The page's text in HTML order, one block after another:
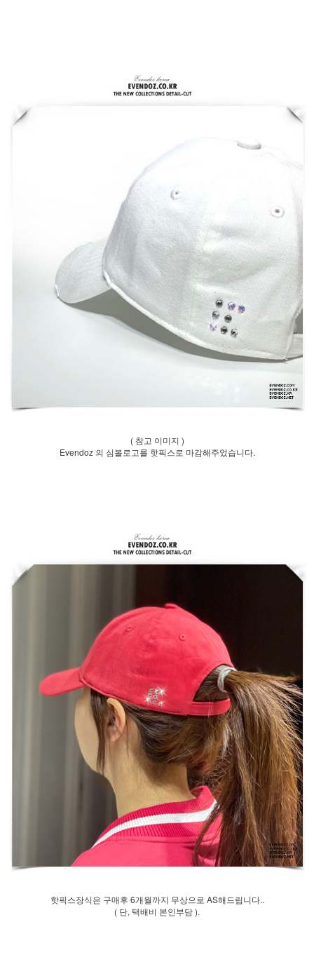
( 참고 이미지 )
Evendoz 의 심볼로고를 핫픽스로 마감해주었습니다.
핫픽스장식은 구매후 6개월까지 무상으로 AS해드립니다..
( 단, 택배비 본인부담 ).